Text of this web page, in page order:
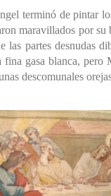
terminó de pintar
maravillados por
las partes desnudas
fina gasa blanca,
descomunales